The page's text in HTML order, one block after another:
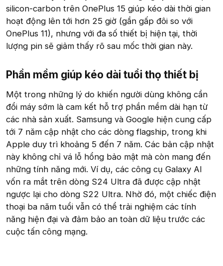
silicon-carbon trên OnePlus 15 giúp kéo dài thời gian
hoạt động lên tới hơn 25 giờ (gần gấp đôi so với
OnePlus 11), nhưng với đa số thiết bị hiện tại, thời
lượng pin sẽ giảm thấy rõ sau mốc thời gian này.
Phần mềm giúp kéo dài tuổi thọ thiết bị​
Một trong những lý do khiến người dùng không cần
đổi máy sớm là cam kết hỗ trợ phần mềm dài hạn từ
các nhà sản xuất. Samsung và Google hiện cung cấp
tới 7 năm cập nhật cho các dòng flagship, trong khi
Apple duy trì khoảng 5 đến 7 năm. Các bản cập nhật
này không chỉ vá lỗ hổng bảo mật mà còn mang đến
những tính năng mới. Ví dụ, các công cụ Galaxy AI
vốn ra mắt trên dòng S24 Ultra đã được cập nhật
ngược lại cho dòng S22 Ultra. Nhờ đó, một chiếc điện
thoại ba năm tuổi vẫn có thể trải nghiệm các tính
năng hiện đại và đảm bảo an toàn dữ liệu trước các
cuộc tấn công mạng.